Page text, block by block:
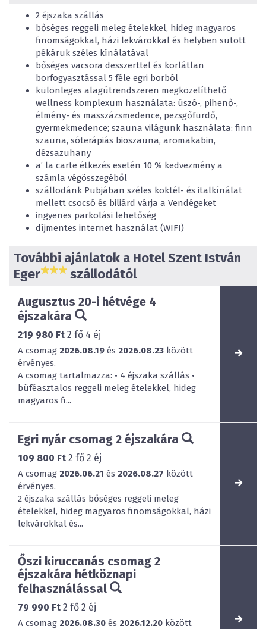
2 éjszaka szállás
bőséges reggeli meleg ételekkel, hideg magyaros
finomságokkal, házi lekvárokkal és helyben sütött
pékáruk széles kínálatával
bőséges vacsora desszerttel és korlátlan
borfogyasztással 5 féle egri borból
különleges alagútrendszeren megközelíthető
wellness komplexum használata: úszó-, pihenő-,
élmény- és masszázsmedence, pezsgőfürdő,
gyermekmedence; szauna világunk használata: finn
szauna, sóterápiás bioszauna, aromakabin,
dézsazuhany
a’ la carte étkezés esetén 10 % kedvezmény a
számla végösszegéből
szállodánk Pubjában széles koktél- és italkínálat
mellett csocsó és biliárd várja a Vendégeket
ingyenes parkolási lehetőség
díjmentes internet használat (WIFI)
További ajánlatok a Hotel Szent István
Eger
szállodától
Augusztus 20-i hétvége 4
éjszakára
219 980 Ft 2 fő 4 éj
A csomag 2026.08.19 és 2026.08.23 között
érvényes.
A csomag tartalmazza: • 4 éjszaka szállás •
büféasztalos reggeli meleg ételekkel, hideg
magyaros fi...
Egri nyár csomag 2 éjszakára
109 800 Ft 2 fő 2 éj
A csomag 2026.06.21 és 2026.08.27 között
érvényes.
2 éjszaka szállás bőséges reggeli meleg
ételekkel, hideg magyaros finomságokkal, házi
lekvárokkal és...
Őszi kiruccanás csomag 2
éjszakára hétköznapi
felhasználással
79 990 Ft 2 fő 2 éj
A csomag 2026.08.30 és 2026.12.20 között